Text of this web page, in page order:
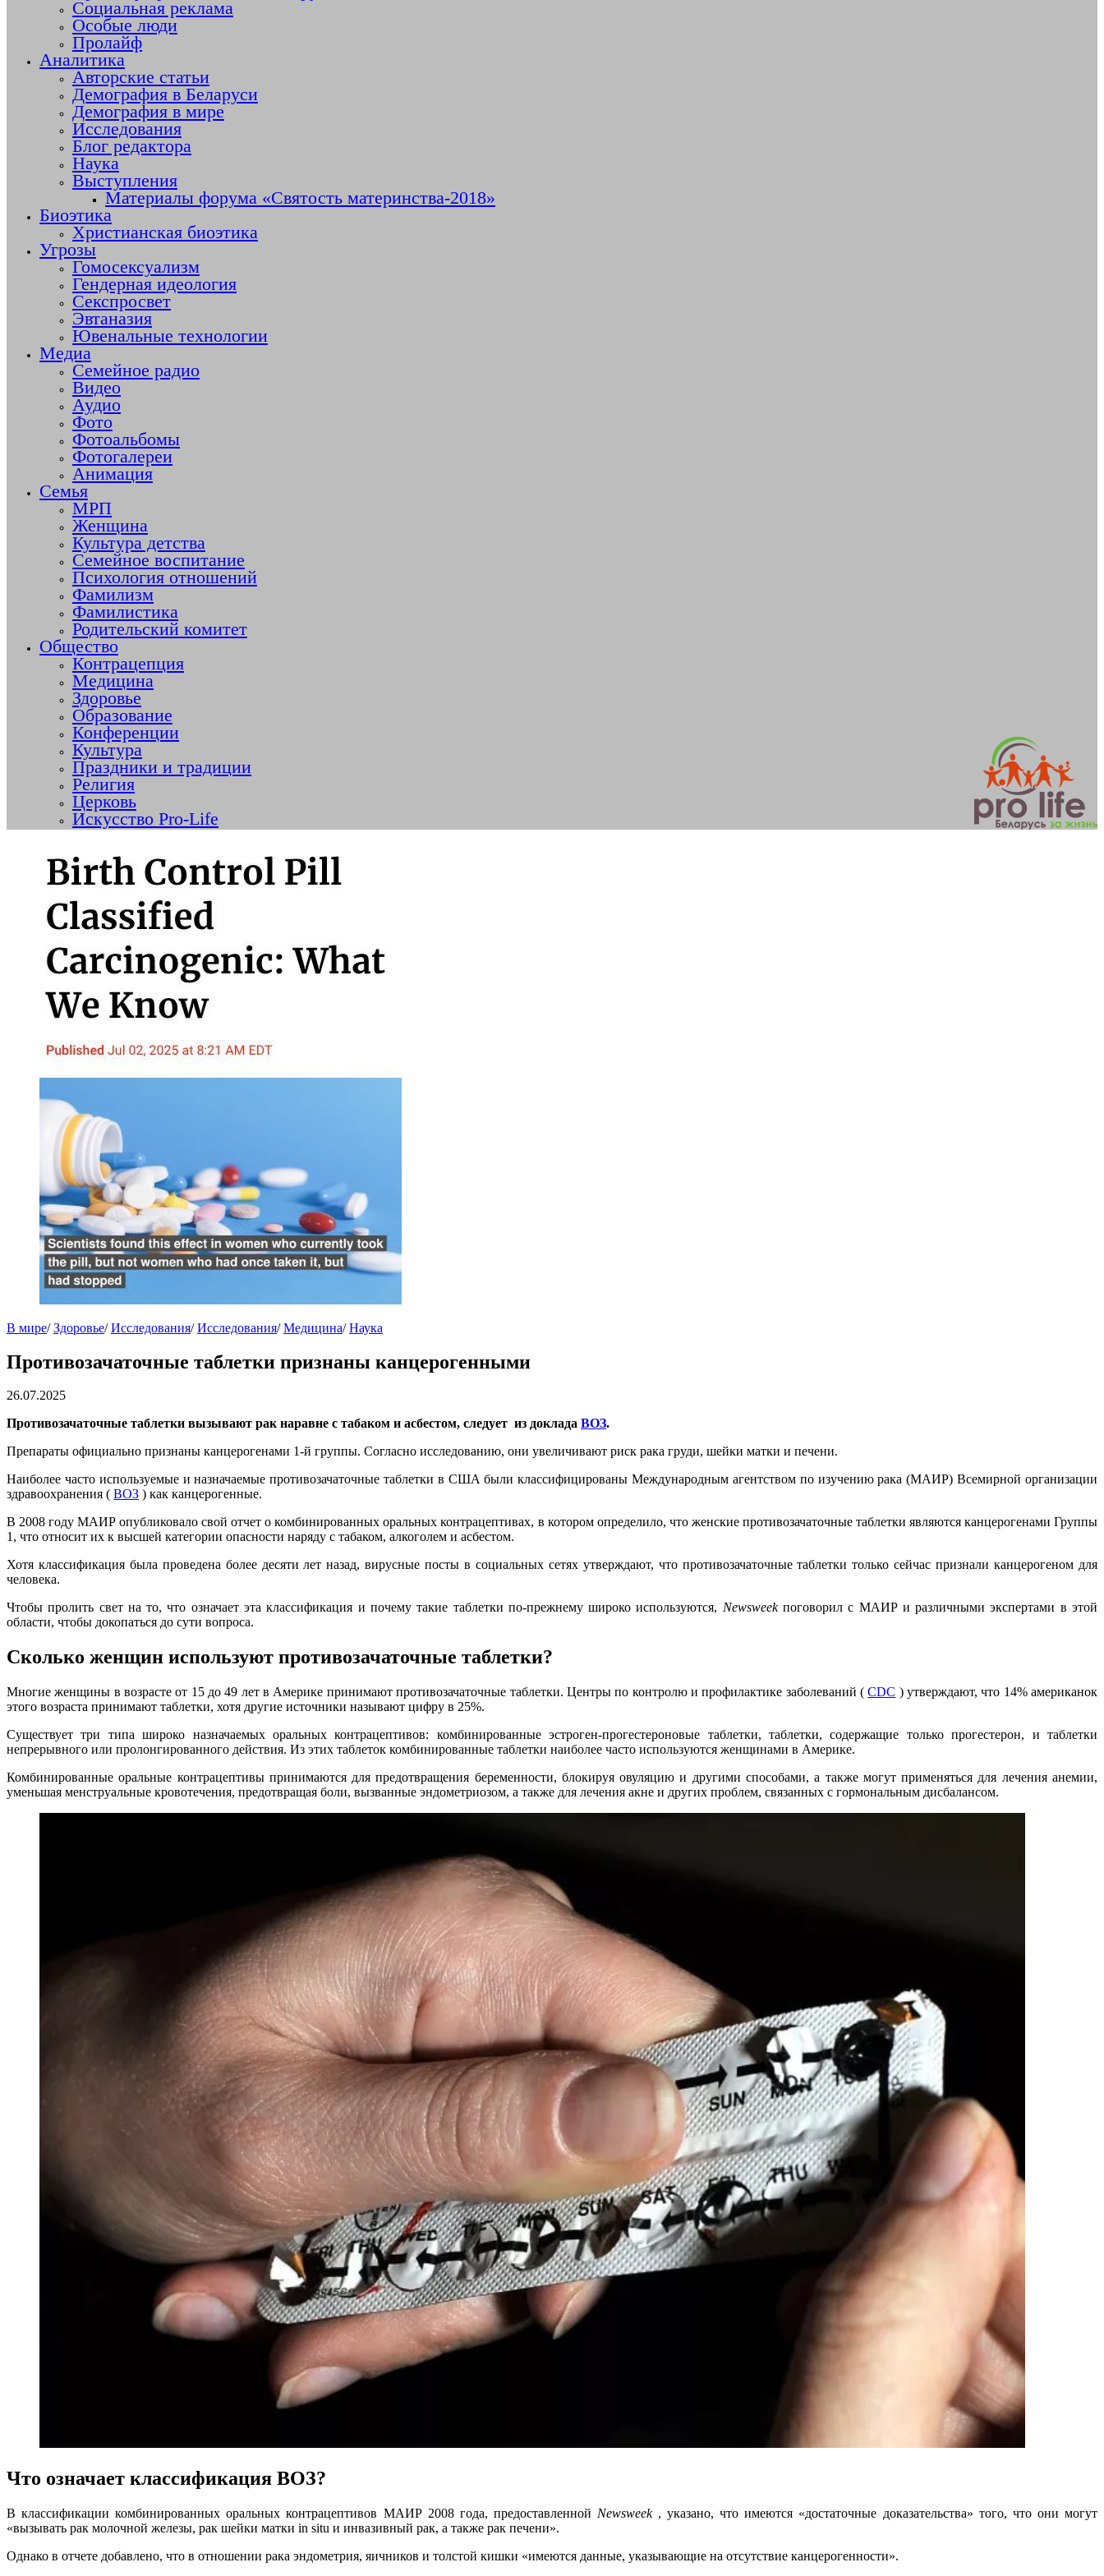
Социальная реклама
Особые люди
Пролайф
Аналитика
Авторские статьи
Демография в Беларуси
Демография в мире
Исследования
Блог редактора
Наука
Выступления
Материалы форума «Святость материнства-2018»
Биоэтика
Христианская биоэтика
Угрозы
Гомосексуализм
Гендерная идеология
Секспросвет
Эвтаназия
Ювенальные технологии
Медиа
Семейное радио
Видео
Аудио
Фото
Фотоальбомы
Фотогалереи
Анимация
Семья
МРП
Женщина
Культура детства
Семейное воспитание
Психология отношений
Фамилизм
Фамилистика
Родительский комитет
Общество
Контрацепция
Медицина
Здоровье
Образование
Конференции
Культура
Праздники и традиции
Религия
Церковь
Искусство Pro-Life
В мире/Здоровье/Исследования/Исследования/Медицина/Наука
Противозачаточные таблетки признаны канцерогенными
26.07.2025
Противозачаточные таблетки вызывают рак наравне с табаком и асбестом, следует из доклада ВОЗ.
Препараты официально признаны канцерогенами 1-й группы. Согласно исследованию, они увеличивают риск рака груди, шейки матки и печени.
Наиболее часто используемые и назначаемые противозачаточные таблетки в США были классифицированы Международным агентством по изучению рака (МАИР) Всемирной организации
здравоохранения ( ВОЗ ) как канцерогенные.
В 2008 году МАИР опубликовало свой отчет о комбинированных оральных контрацептивах, в котором определило, что женские противозачаточные таблетки являются канцерогенами Группы
1, что относит их к высшей категории опасности наряду с табаком, алкоголем и асбестом.
Хотя классификация была проведена более десяти лет назад, вирусные посты в социальных сетях утверждают, что противозачаточные таблетки только сейчас признали канцерогеном для
человека.
Чтобы пролить свет на то, что означает эта классификация и почему такие таблетки по-прежнему широко используются, Newsweekпоговорил с МАИР и различными экспертами в этой
области, чтобы докопаться до сути вопроса.
Сколько женщин используют противозачаточные таблетки?
Многие женщины в возрасте от 15 до 49 лет в Америке принимают противозачаточные таблетки. Центры по контролю и профилактике заболеваний (CDC ) утверждают, что 14% американок
этого возраста принимают таблетки, хотя другие источники называют цифру в 25%.
Существует три типа широко назначаемых оральных контрацептивов: комбинированные эстроген-прогестероновые таблетки, таблетки, содержащие только прогестерон, и таблетки
непрерывного или пролонгированного действия. Из этих таблеток комбинированные таблетки наиболее часто используются женщинами в Америке.
Комбинированные оральные контрацептивы принимаются для предотвращения беременности, блокируя овуляцию и другими способами, а также могут применяться для лечения анемии,
уменьшая менструальные кровотечения, предотвращая боли, вызванные эндометриозом, а также для лечения акне и других проблем, связанных с гормональным дисбалансом.
Что означает классификация ВОЗ?
В классификации комбинированных оральных контрацептивов МАИР 2008 года, предоставленной Newsweek, указано, что имеются «достаточные доказательства» того, что они могут
«вызывать рак молочной железы, рак шейки матки in situ и инвазивный рак, а также рак печени».
Однако в отчете добавлено, что в отношении рака эндометрия, яичников и толстой кишки «имеются данные, указывающие на отсутствие канцерогенности».